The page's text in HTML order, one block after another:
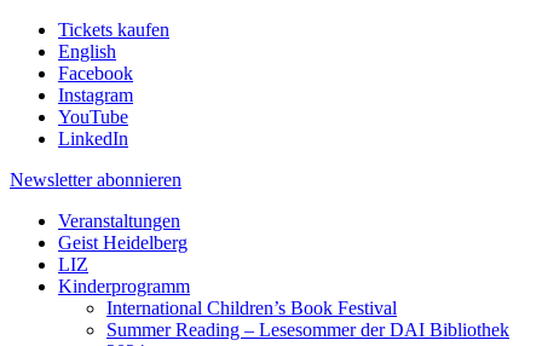
Tickets kaufen
English
Facebook
Instagram
YouTube
LinkedIn
Newsletter abonnieren
Veranstaltungen
Geist Heidelberg
LIZ
Kinderprogramm
International Children’s Book Festival
Summer Reading – Lesesommer der DAI Bibliothek